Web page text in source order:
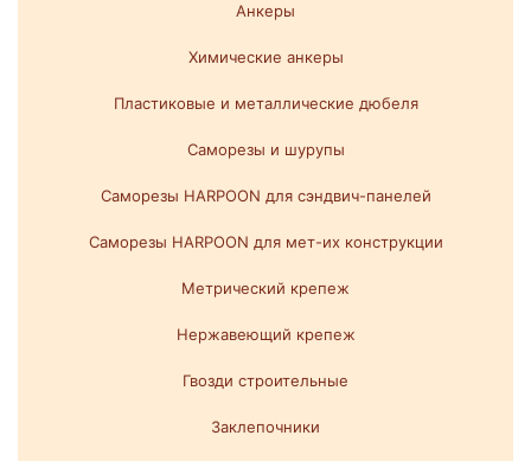
Анкеры
Химические анкеры
Пластиковые и металлические дюбеля
Саморезы и шурупы
Саморезы HARPOON для сэндвич-панелей
Саморезы HARPOON для мет-их конструкции
Метрический крепеж
Нержавеющий крепеж
Гвозди строительные
Заклепочники